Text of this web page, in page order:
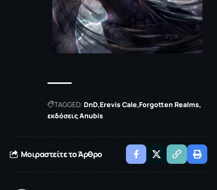
TAGGED: DnD Erevis Cale Forgotten Realms
εκδόσεις Anubis
Μοιραστείτε το Άρθρο